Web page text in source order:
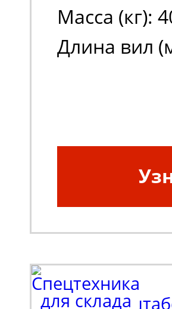
Масса (кг):
Длина вил